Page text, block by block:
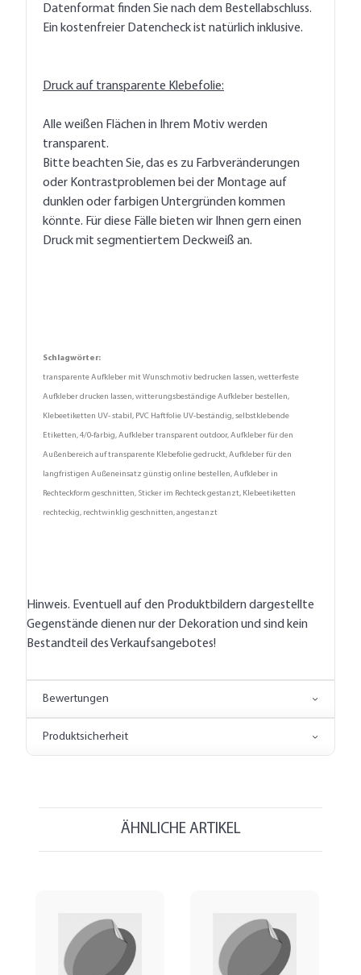
Datenformat finden Sie nach dem Bestellabschluss.
Ein kostenfreier Datencheck ist natürlich inklusive.
Druck auf transparente Klebefolie:
Alle weißen Flächen in Ihrem Motiv werden
transparent.
Bitte beachten Sie, das es zu Farbveränderungen
oder Kontrastproblemen bei der Montage auf
dunklen oder farbigen Untergründen kommen
könnte. Für diese Fälle bieten wir Ihnen gern einen
Druck mit segmentiertem Deckweiß an.
Schlagwörter:
transparente Aufkleber mit Wunschmotiv bedrucken lassen, wetterfeste
Aufkleber drucken lassen, witterungsbeständige Aufkleber bestellen,
Klebeetiketten UV- stabil, PVC Haftfolie UV-beständig, selbstklebende
Etiketten, 4/0-farbig, Aufkleber transparent outdoor, Aufkleber für den
Außenbereich auf transparente Klebefolie gedruckt, Aufkleber für den
langfristigen Außeneinsatz günstig online bestellen, Aufkleber in
Rechteckform geschnitten, Sticker im Rechteck gestanzt, Klebeetiketten
rechteckig, rechtwinklig geschnitten, angestanzt
Hinweis. Eventuell auf den Produktbildern dargestellte
Gegenstände dienen nur der Dekoration und sind kein
Bestandteil des Verkaufsangebotes!
Bewertungen
Produktsicherheit
ÄHNLICHE ARTIKEL